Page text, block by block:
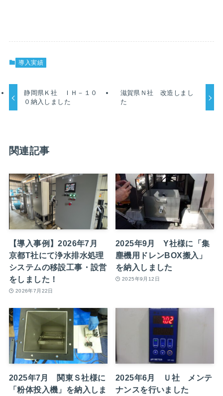
導入実績
静岡県Ｋ社 ＩＨ－１０
０納入しました
滋賀県Ｎ社 改造しまし
た
関連記事
【導入事例】2026年7月
京都T社にて浄水排水処理
システムの移設工事・設営
をしました！
2026年7月22日
2025年9月 Y社様に「集
塵機用ドレンBOX搬入」
を納入しました
2025年9月12日
2025年7月 関東Ｓ社様に
「粉体投入機」を納入しま
2025年6月 Ｕ社 メンテ
ナンスを行いました